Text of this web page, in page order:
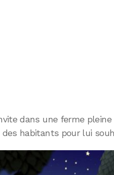
dans une ferme pleine
habitants pour lui